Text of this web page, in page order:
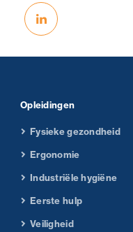
Opleidingen
Fysieke gezondheid
Ergonomie
Industriële hygiëne
Eerste hulp
Veiligheid